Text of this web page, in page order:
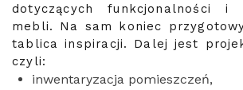
dotyczących funkcjonalności i
mebli. Na sam koniec
tablica inspiracji. Dalej jest
czyli:
inwentaryzacja pomieszczeń,